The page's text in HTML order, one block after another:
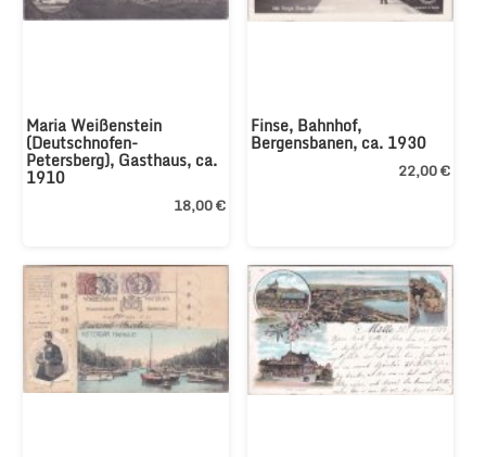
Maria Weißenstein
(Deutschnofen-
Petersberg), Gasthaus, ca.
1910
18,00 €
Finse, Bahnhof,
Bergensbanen, ca. 1930
22,00 €